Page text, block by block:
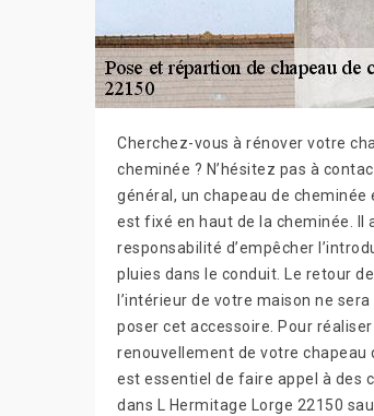
Cherchez-vous à rénover votre
cheminée ? N’hésitez pas à
général, un chapeau de cheminée
est fixé en haut de la cheminée. Il
responsabilité d’empêcher
pluies dans le conduit. Le retour
l’intérieur de votre maison ne
poser cet accessoire. Pour réaliser
renouvellement de votre chapeau
est essentiel de faire appel à des
dans L Hermitage Lorge 22150